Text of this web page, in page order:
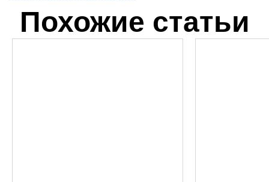
Похожие статьи